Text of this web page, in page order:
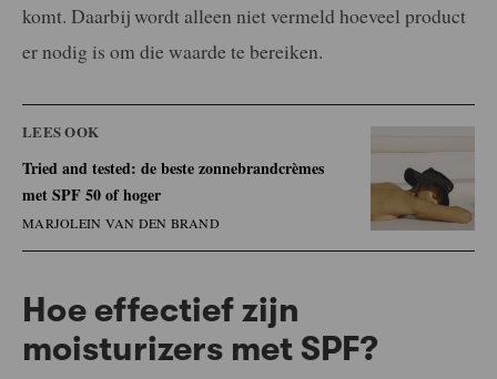
komt. Daarbij wordt alleen niet vermeld hoeveel product
er nodig is om die waarde te bereiken.
LEES OOK
Tried and tested: de beste zonnebrandcrèmes
met SPF 50 of hoger
MARJOLEIN VAN DEN BRAND
Hoe effectief zijn
moisturizers met SPF?